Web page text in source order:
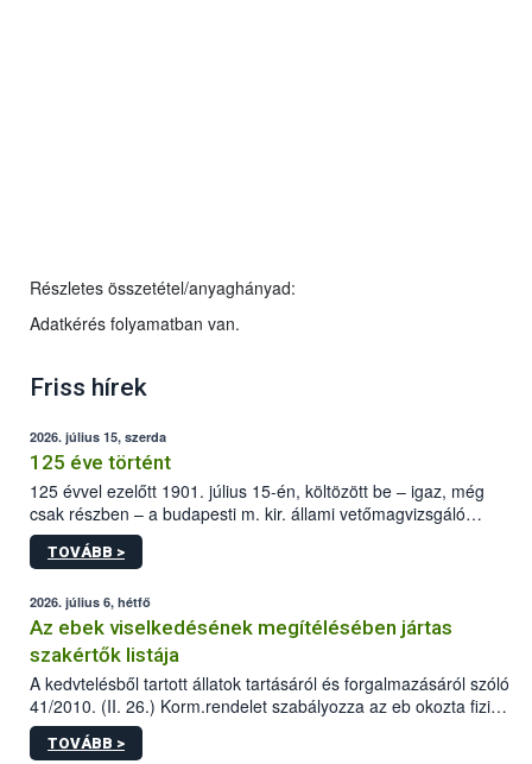
Részletes összetétel/anyaghányad:
Adatkérés folyamatban van.
Friss hírek
2026. július 15, szerda
125 éve történt
125 évvel ezelőtt 1901. július 15-én, költözött be – igaz, még
csak részben – a budapesti m. kir. állami vetőmagvizsgáló
állomás a Kis Rókus utca 15. szám alatti, Czigler Győző által
tervezett új épületébe.
TOVÁBB >
2026. július 6, hétfő
Az ebek viselkedésének megítélésében jártas
szakértők listája
A kedvtelésből tartott állatok tartásáról és forgalmazásáról szóló
41/2010. (II. 26.) Korm.rendelet szabályozza az eb okozta fizikai
sérülés, illetve ennek veszélye keletkezésekor felmerülő
hatósági feladatokat, valamint a veszélyes eb tartását és annak
TOVÁBB >